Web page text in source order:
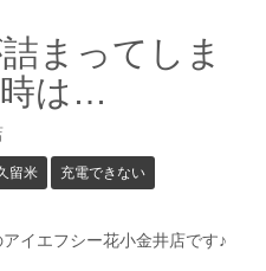
まってしま
は…
留米 充電できない
イエフシー花小金井店です♪